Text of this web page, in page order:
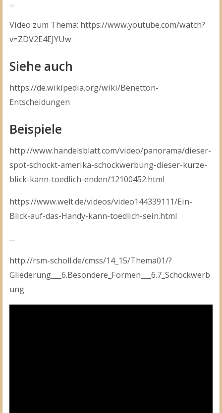
Video zum Thema: https://www.youtube.com/watch?
v=ZDV2E4EJYUw
Siehe auch
https://de.wikipedia.org/wiki/Benetton-
Entscheidungen
Beispiele
http://www.handelsblatt.com/video/panorama/dieser-
spot-schockt-amerika-schockwerbung-dieser-kurze-
blick-kann-toedlich-enden/12100452.html
https://www.welt.de/videos/video144339111/Ein-
Blick-auf-das-Handy-kann-toedlich-sein.html
…
http://rsm-scholl.de/cmss/14_15/Thema01/?
Gliederung___6.Besondere_Formen___6.7_Schockwerb
ung